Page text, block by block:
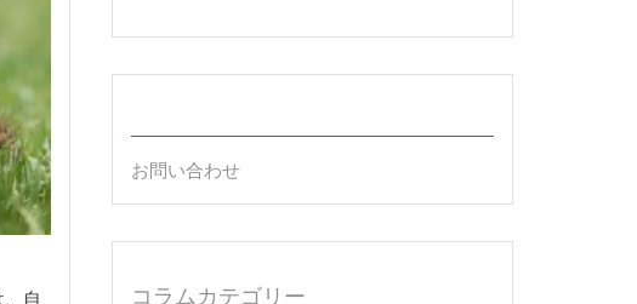
自
お問い合わせ
コラムカテゴリー